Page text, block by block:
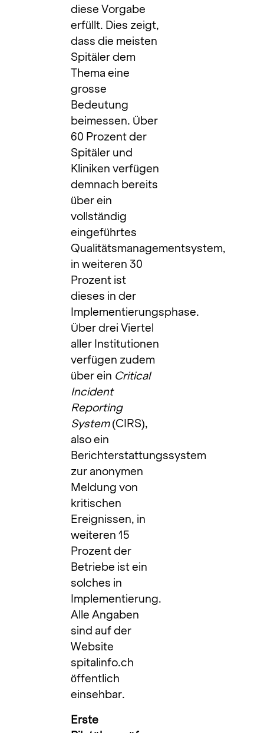
diese Vorgabe
erfüllt. Dies zeigt,
dass die meisten
Spitäler dem
Thema eine
grosse
Bedeutung
beimessen. Über
60 Prozent der
Spitäler und
Kliniken verfügen
demnach bereits
über ein
vollständig
eingeführtes
Qualitätsmanagementsystem,
in weiteren 30
Prozent ist
dieses in der
Implementierungsphase.
Über drei Viertel
aller Institutionen
verfügen zudem
über ein Critical
Incident
Reporting
System(CIRS),
also ein
Berichterstattungssystem
zur anonymen
Meldung von
kritischen
Ereignissen, in
weiteren 15
Prozent der
Betriebe ist ein
solches in
Implementierung.
Alle Angaben
sind auf der
Website
spitalinfo.ch
öffentlich
einsehbar.
Erste